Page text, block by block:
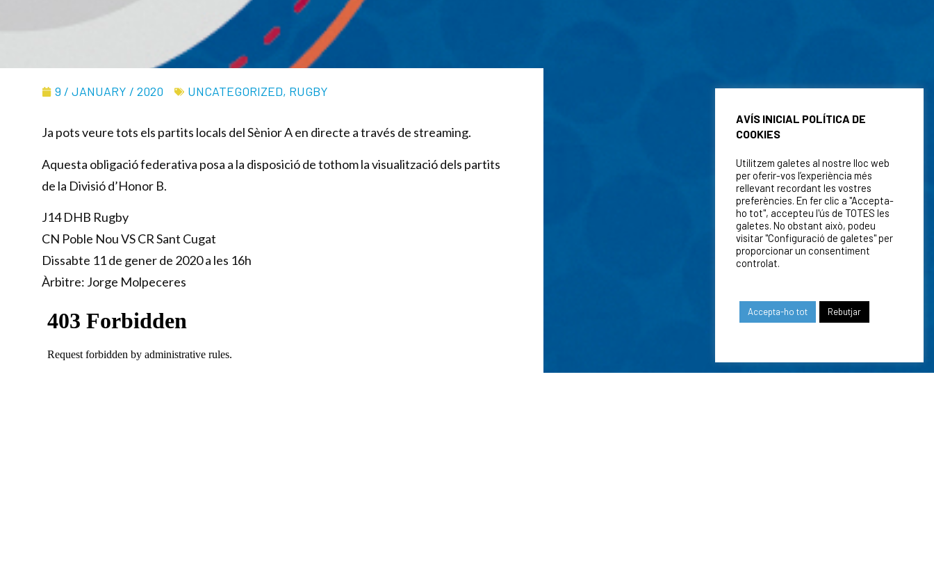
9 / JANUARY / 2020 UNCATEGORIZED, RUGBY
Ja pots veure tots els partits locals del Sènior A en directe a través de streaming.
Aquesta obligació federativa posa a la disposició de tothom la visualització dels partits
de la Divisió d’Honor B.
J14 DHB Rugby
CN Poble Nou VS CR Sant Cugat
Dissabte 11 de gener de 2020 a les 16h
Àrbitre: Jorge Molpeceres
AVÍS INICIAL POLÍTICA DE
COOKIES
Utilitzem galetes al nostre lloc web
per oferir-vos l’experiència més
rellevant recordant les vostres
preferències. En fer clic a "Accepta-
ho tot", accepteu l'ús de TOTES les
galetes. No obstant això, podeu
visitar "Configuració de galetes" per
proporcionar un consentiment
controlat.
Accepta-ho tot Rebutjar